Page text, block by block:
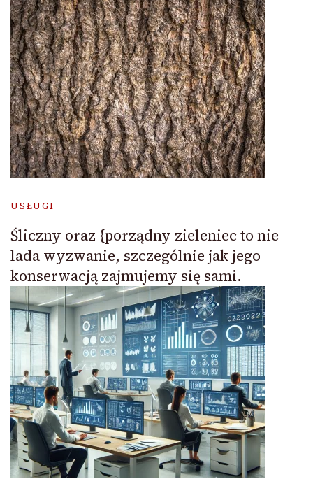
USŁUGI
Śliczny oraz {porządny zieleniec to nie
lada wyzwanie, szczególnie jak jego
konserwacją zajmujemy się sami.